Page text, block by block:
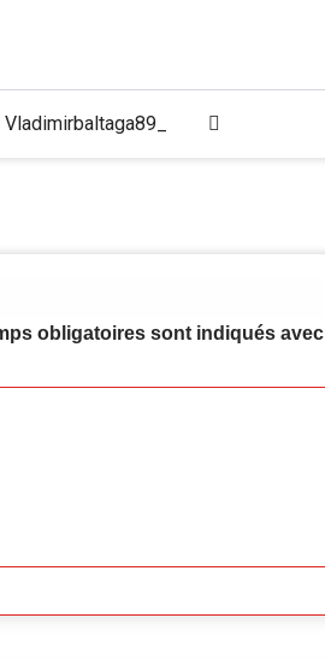
Vladimirbaltaga89_
obligatoires sont indiqués avec